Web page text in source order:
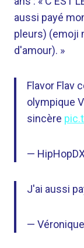
aussi payé
pleurs) (emoji
d'amour). »
Flavor Flav
olympique
sincère
—
J'ai aussi
—